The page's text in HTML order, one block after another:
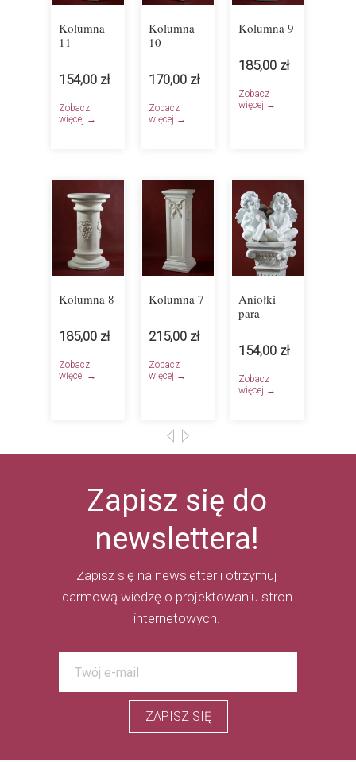
ZAPISZ SIĘ
Zapisz się na newsletter i otrzymuj
darmową wiedzę o projektowaniu stron
internetowych.
Zapisz się do
newslettera!
Kolumna
11
154,00 zł
Zobacz
więcej →
Kolumna
10
170,00 zł
Zobacz
więcej →
Kolumna 9
185,00 zł
Zobacz
więcej →
Kolumna 8
185,00 zł
Zobacz
więcej →
Kolumna 7
215,00 zł
Zobacz
więcej →
Aniołki
para
154,00 zł
Zobacz
więcej →